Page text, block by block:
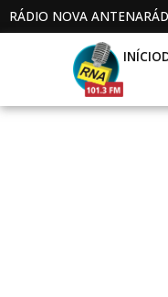
RÁDIO NOVA ANTENA
INÍCIO